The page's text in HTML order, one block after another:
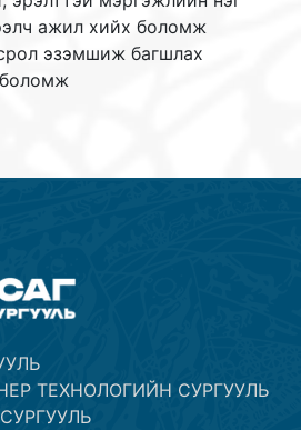
ажил хийх боломж
эзэмшиж багшлах
ТЕХНОЛОГИЙН СУРГУУЛЬ